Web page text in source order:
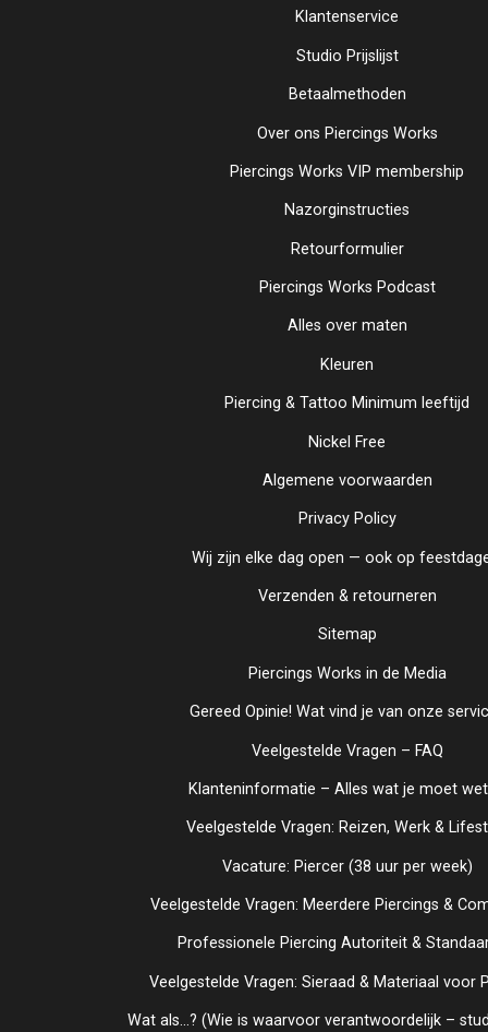
Klantenservice
Studio Prijslijst
Betaalmethoden
Over ons Piercings Works
Piercings Works VIP membership
Nazorginstructies
Retourformulier
Piercings Works Podcast
Alles over maten
Kleuren
Piercing & Tattoo Minimum leeftijd
Nickel Free
Algemene voorwaarden
Privacy Policy
Wij zijn elke dag open — ook op
Verzenden & retourneren
Sitemap
Piercings Works in de Media
Gereed Opinie! Wat vind je van onze
Veelgestelde Vragen – FAQ
Klanteninformatie – Alles wat je moet
Veelgestelde Vragen: Reizen, Werk &
Vacature: Piercer (38 uur per week)
Veelgestelde Vragen: Meerdere Piercings &
Professionele Piercing Autoriteit &
Veelgestelde Vragen: Sieraad & Materiaal voor
Wat als...? (Wie is waarvoor verantwoordelijk –